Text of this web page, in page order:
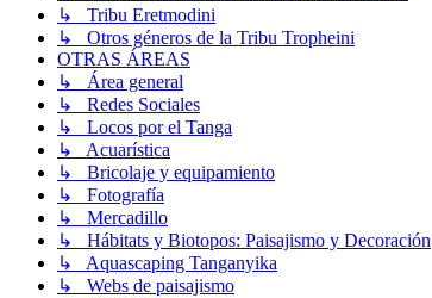
↳ Tribu Eretmodini
↳ Otros géneros de la Tribu Tropheini
OTRAS ÁREAS
↳ Área general
↳ Redes Sociales
↳ Locos por el Tanga
↳ Acuarística
↳ Bricolaje y equipamiento
↳ Fotografía
↳ Mercadillo
↳ Hábitats y Biotopos: Paisajismo y Decoración
↳ Aquascaping Tanganyika
↳ Webs de paisajismo